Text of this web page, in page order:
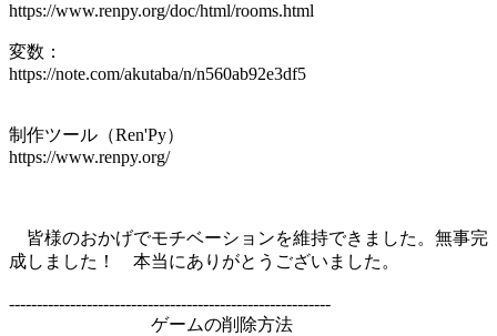
https://www.renpy.org/doc/html/rooms.html
変数：
https://note.com/akutaba/n/n560ab92e3df5
制作ツール（Ren'Py）
https://www.renpy.org/
皆様のおかげでモチベーションを維持できました。無事完
成しました！ 本当にありがとうございました。
----------------------------------------------------------
ゲームの削除方法